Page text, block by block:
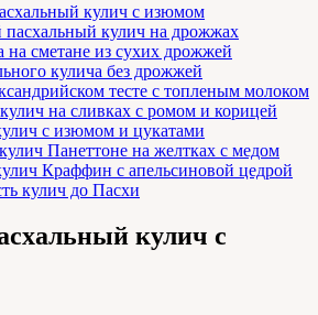
кулич с изюмом
пасхальный кулич на дрожжах
на сметане из сухих дрожжей
кулича без дрожжей
тесте с топленым молоком
на сливках с ромом и корицей
с изюмом и цукатами
Панеттоне на желтках с медом
Краффин с апельсиновой цедрой
кулич до Пасхи
кулич с